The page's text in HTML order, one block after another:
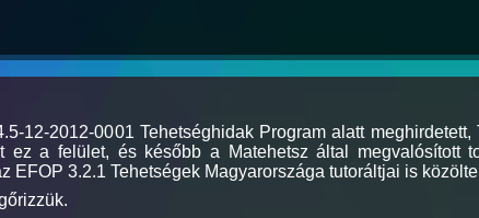
12-2012-0001 Tehetséghidak Program alatt
ez a felület, és később a Matehetsz által megvalósított
EFOP 3.2.1 Tehetségek Magyarországa tutoráltjai is